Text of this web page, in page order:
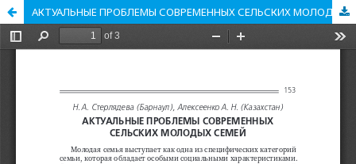
АКТУАЛЬНЫЕ ПРОБЛЕМЫ СОВРЕМЕННЫХ СЕЛЬСКИХ МОЛОДЫХ СЕМЕЙ